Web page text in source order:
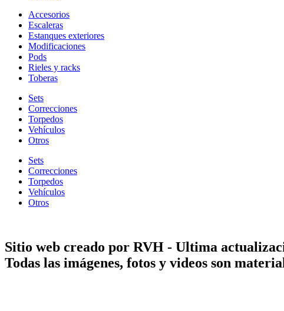
Accesorios
Escaleras
Estanques exteriores
Modificaciones
Pods
Rieles y racks
Toberas
Sets
Correcciones
Torpedos
Vehículos
Otros
Sets
Correcciones
Torpedos
Vehículos
Otros
Sitio web creado por RVH - Ultima
Todas las imágenes, fotos y videos son